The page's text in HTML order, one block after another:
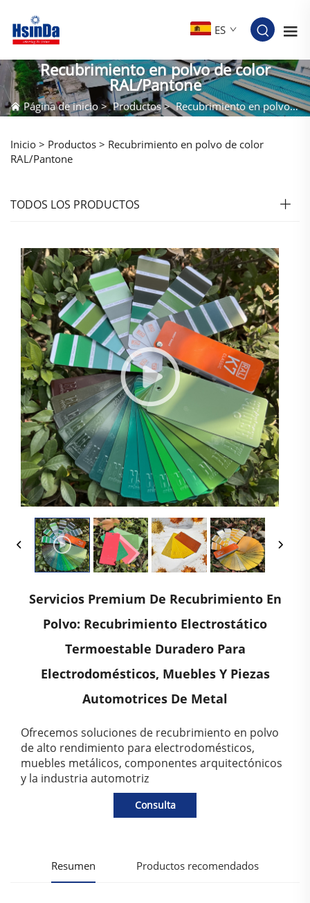
ES
Recubrimiento en polvo de color
RAL/Pantone
Página de inicio>Productos >Recubrimiento en polvo de color RAL/Pantone
Inicio > Productos > Recubrimiento en polvo de color
RAL/Pantone
TODOS LOS PRODUCTOS
Servicios Premium De Recubrimiento En
Polvo: Recubrimiento Electrostático
Termoestable Duradero Para
Electrodomésticos, Muebles Y Piezas
Automotrices De Metal
Ofrecemos soluciones de recubrimiento en polvo
de alto rendimiento para electrodomésticos,
muebles metálicos, componentes arquitectónicos
y la industria automotriz
Consulta
Resumen Productos recomendados